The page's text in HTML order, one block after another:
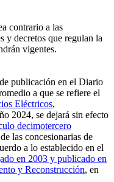
contrario a las
y decretos que regulan la
vigentes.
publicación en el Diario
a que se refiere el
Eléctricos,
2024, se dejará sin efecto
decimotercero
las concesionarias de
a lo establecido en el
en 2003 y publicado en
y Reconstrucción, en